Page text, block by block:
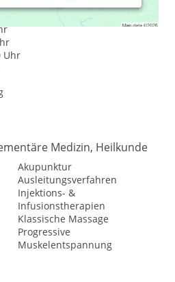
Uhr
Medizin, Heilkunde
Akupunktur
Ausleitungsverfahren
Injektions- &
Infusionstherapien
Klassische Massage
Progressive
Muskelentspannung